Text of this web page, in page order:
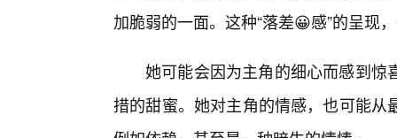
加脆弱的一面。这种“落差😀感”的呈现
她可能会因为主角的细心而感到惊
措的甜蜜。她对主角的情感，也可能